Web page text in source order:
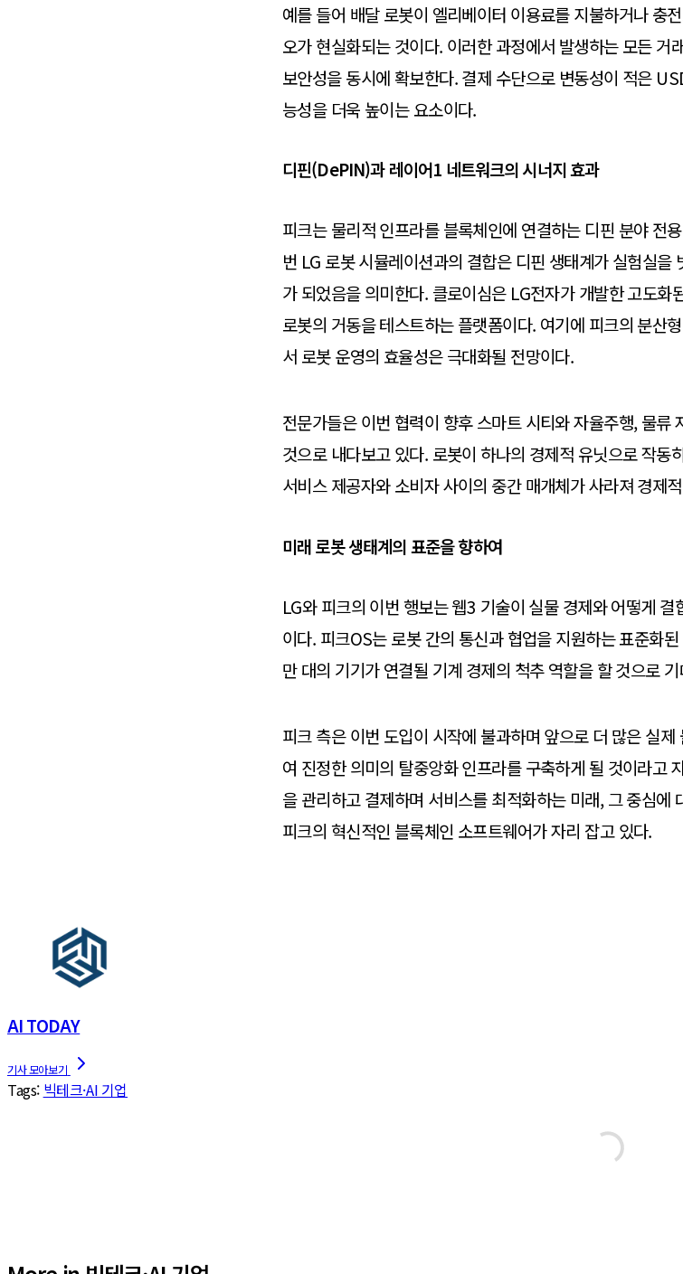
예를 들어 배달 로봇이 엘리베이터 이용료를 지불하거나 충
오가 현실화되는 것이다. 이러한 과정에서 발생하는 모든 거
보안성을 동시에 확보한다. 결제 수단으로 변동성이 적은
능성을 더욱 높이는 요소이다.
디핀(DePIN)과 레이어1 네트워크의 시너지 효과
피크는 물리적 인프라를 블록체인에 연결하는 디핀 분야 전
번 LG 로봇 시뮬레이션과의 결합은 디핀 생태계가 실험실을
가 되었음을 의미한다. 클로이심은 LG전자가 개발한 고도화
로봇의 거동을 테스트하는 플랫폼이다. 여기에 피크의 분산
서 로봇 운영의 효율성은 극대화될 전망이다.
전문가들은 이번 협력이 향후 스마트 시티와 자율주행, 물류
것으로 내다보고 있다. 로봇이 하나의 경제적 유닛으로 작동
서비스 제공자와 소비자 사이의 중간 매개체가 사라져 경제
미래 로봇 생태계의 표준을 향하여
LG와 피크의 이번 행보는 웹3 기술이 실물 경제와 어떻게
이다. 피크OS는 로봇 간의 통신과 협업을 지원하는 표준화
만 대의 기기가 연결될 기계 경제의 척추 역할을 할 것으로
피크 측은 이번 도입이 시작에 불과하며 앞으로 더 많은 실
여 진정한 의미의 탈중앙화 인프라를 구축하게 될 것이라고
을 관리하고 결제하며 서비스를 최적화하는 미래, 그 중심에
피크의 혁신적인 블록체인 소프트웨어가 자리 잡고 있다.
AI TODAY
Tags: 빅테크·AI 기업